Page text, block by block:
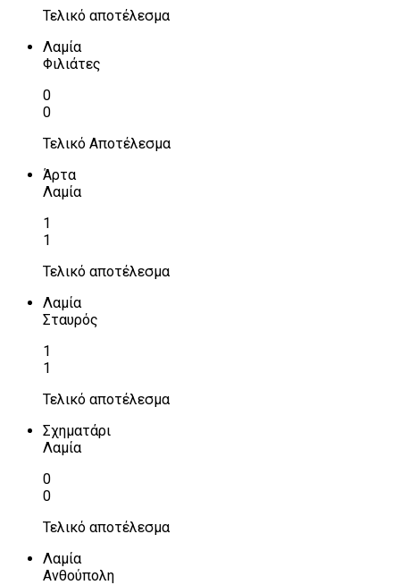
Τελικό αποτέλεσμα
Λαμία
Φιλιάτες
0
0
Τελικό Αποτέλεσμα
Άρτα
Λαμία
1
1
Τελικό αποτέλεσμα
Λαμία
Σταυρός
1
1
Τελικό αποτέλεσμα
Σχηματάρι
Λαμία
0
0
Τελικό αποτέλεσμα
Λαμία
Ανθούπολη